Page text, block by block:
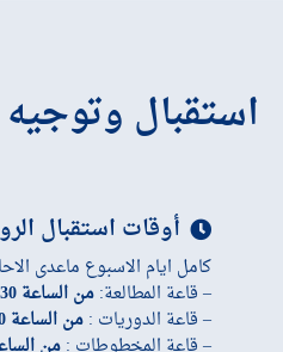
استقبال وتوجيه
أوقات استقبال
كامل ايام الاسبوع ماعدى
– قاعة المطالعة:من الساعة 8:30 إلى الساعة 19:45
– قاعة الدوريات :من الساعة 8:30 إلى الساعة 19:45